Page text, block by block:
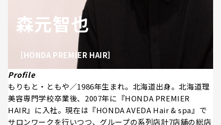
森元智也
［HONDA PREMIER HAIR］
Profile
もりもと・ともや／1986年生まれ。北海道出身。北海道理
美容専門学校卒業後、2007年に『HONDA PREMIER
HAIR』に入社。現在は『HONDA AVEDA Hair & spa』で
サロンワークを行いつつ、グループの系列店計7店舗の総店